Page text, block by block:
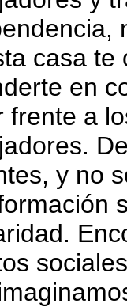
casa te
en
frente a
y no